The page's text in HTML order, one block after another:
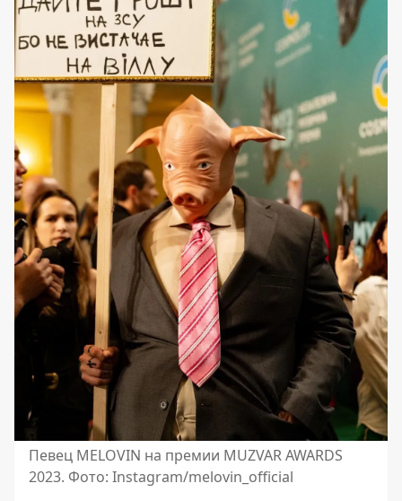
Певец MELOVIN на премии MUZVAR AWARDS
2023. Фото: Instagram/melovin_official